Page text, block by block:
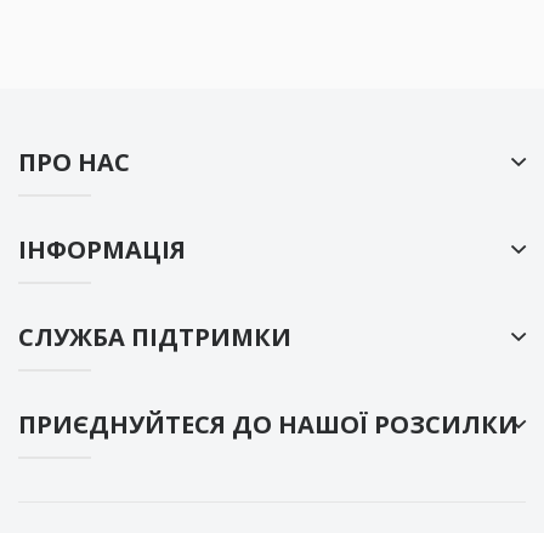
ПРО НАС
ІНФОРМАЦІЯ
СЛУЖБА ПІДТРИМКИ
ПРИЄДНУЙТЕСЯ ДО НАШОЇ РОЗСИЛКИ